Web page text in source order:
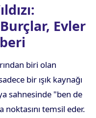
Evler
biri olan
bir ışık kaynağı
sahnesinde "ben de
noktasını temsil eder.